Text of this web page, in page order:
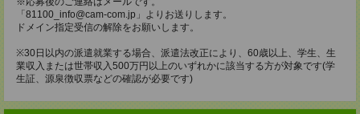
「81100_info@cam-com.jp」よりお送りします。
ドメイン指定受信の解除をお願いします。
※30日以内の派遣就業する場合、派遣法改正により、60歳以上、学生、生
業収入または世帯収入500万円以上のいずれかに該当する方が対象です(学
生証、源泉徴収票などの確認が必要です)